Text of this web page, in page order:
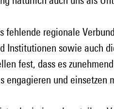
fehlende regionale
Institutionen sowie auch
fest, dass es
engagieren und einsetzen